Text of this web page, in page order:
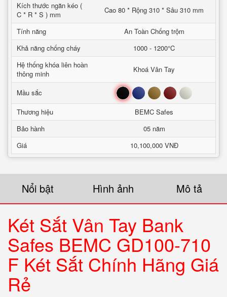
Kích thước ngăn kéo (
C * R * S ) mm
Cao 80 * Rộng 310 * Sâu 310 mm
Tính năng
An Toàn Chống trộm
Khả năng chống cháy
1000 - 1200°C
Hệ thống khóa liên hoàn
thông minh
Khoá Vân Tay
Mầu sắc Đen Xanh Nâu Đỏ Trắng
Thương hiệu
BEMC Safes
Bảo hành
05 năm
Giá
10,100,000 VNĐ
Nổi bật Hình ảnh Mô tả
Két Sắt Vân Tay Bank
Safes BEMC GD100-710
F Két Sắt Chính Hãng Giá
Rẻ